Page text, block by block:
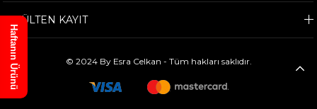
E-BÜLTEN KAYIT
© 2024 By Esra Celkan - Tüm hakları saklıdır.
Haftanın Ürünü